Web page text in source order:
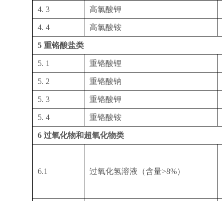
4. 3 高氯酸钾
4. 4 高氯酸铵
5 重铬酸盐类
5. 1 重铬酸锂
5. 2 重铬酸钠
5. 3 重铬酸钾
5. 4 重铬酸铵
6 过氧化物和超氧化物类
6.1 过氧化氢溶液（含量>8%）